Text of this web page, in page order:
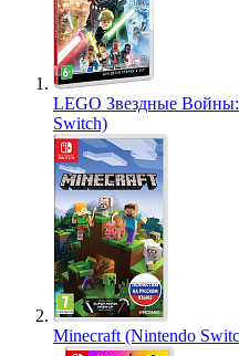
LEGO Звездные
Switch)
Minecraft (Nintendo